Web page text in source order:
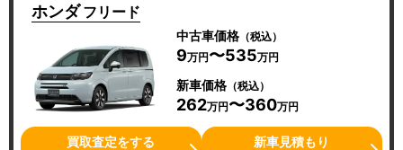
ホンダ フリード
中古車価格（税込）
9万円〜535万円
新車価格（税込）
262万円〜360万円
買取査定をする 新車見積もり